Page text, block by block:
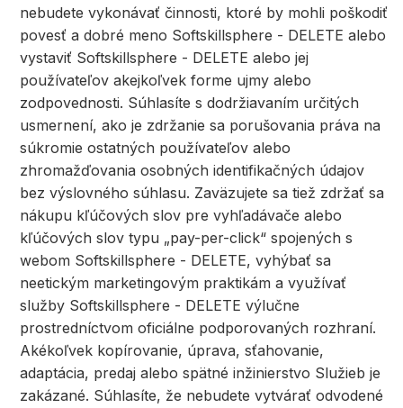
nebudete vykonávať činnosti, ktoré by mohli poškodiť
povesť a dobré meno Softskillsphere - DELETE alebo
vystaviť Softskillsphere - DELETE alebo jej
používateľov akejkoľvek forme ujmy alebo
zodpovednosti. Súhlasíte s dodržiavaním určitých
usmernení, ako je zdržanie sa porušovania práva na
súkromie ostatných používateľov alebo
zhromažďovania osobných identifikačných údajov
bez výslovného súhlasu. Zaväzujete sa tiež zdržať sa
nákupu kľúčových slov pre vyhľadávače alebo
kľúčových slov typu „pay-per-click“ spojených s
webom Softskillsphere - DELETE, vyhýbať sa
neetickým marketingovým praktikám a využívať
služby Softskillsphere - DELETE výlučne
prostredníctvom oficiálne podporovaných rozhraní.
Akékoľvek kopírovanie, úprava, sťahovanie,
adaptácia, predaj alebo spätné inžinierstvo Služieb je
zakázané. Súhlasíte, že nebudete vytvárať odvodené